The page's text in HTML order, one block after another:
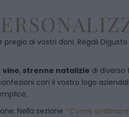
ai vostri doni. Regali
vino, strenne natalizie di
con il vostro logo
Nella sezione “Come